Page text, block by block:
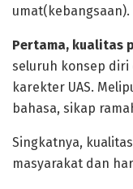
umat(kebangsaan).
Pertama, kualitas
seluruh konsep diri
karekter UAS.
bahasa, sikap
Singkatnya,
masyarakat dan